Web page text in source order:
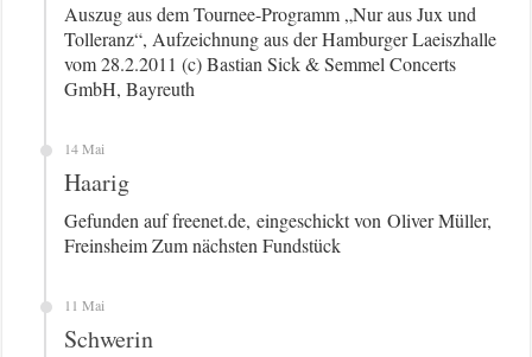
Auszug aus dem Tournee-Programm „Nur aus Jux und
Tolleranz“, Aufzeichnung aus der Hamburger Laeiszhalle
vom 28.2.2011 (c) Bastian Sick & Semmel Concerts
GmbH, Bayreuth
14 Mai
Haarig
Gefunden auf freenet.de, eingeschickt von Oliver Müller,
Freinsheim Zum nächsten Fundstück
11 Mai
Schwerin